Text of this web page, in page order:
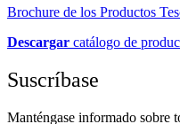
Brochure de los Productos
Descargar catálogo de
Suscríbase
Manténgase informado sobre